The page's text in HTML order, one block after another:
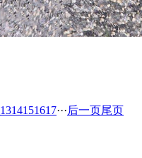
1314151617···后一页尾页